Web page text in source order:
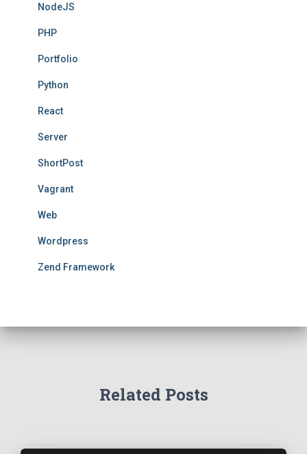
NodeJS
PHP
Portfolio
Python
React
Server
ShortPost
Vagrant
Web
Wordpress
Zend Framework
Related Posts